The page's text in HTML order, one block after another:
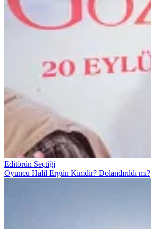
Editörün Seçtiği
Oyuncu Halil Ergün Kimdir? Dolandırıldı mı?